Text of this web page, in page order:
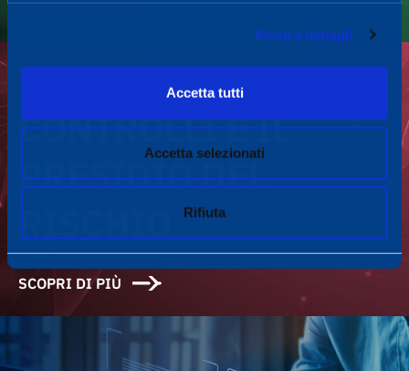
Mostra dettagli
Accetta tutti
Accetta selezionati
Rifiuta
IL SISTEMA DEI
CONTROLLI E IL
PRESIDIO DEL
SCOPRI DI PIÙ